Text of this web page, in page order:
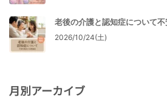
老後の介護と認知症について
2026/10/24(土)
月別アーカイブ